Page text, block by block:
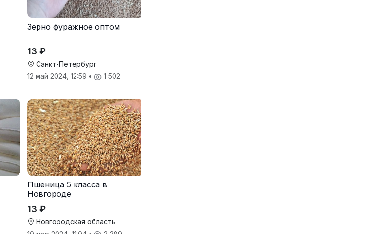
Зерно фуражное оптом
13 ₽
Санкт-Петербург
12 май 2024, 12:59 • 1 502
Пшеница 5 класса в
Новгороде
13 ₽
Новгородская область